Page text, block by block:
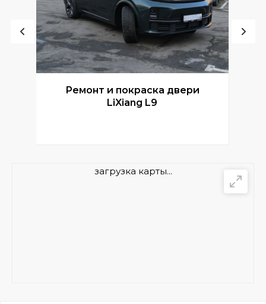
Ремонт и покраска двери
LiXiang L9
загрузка карты...